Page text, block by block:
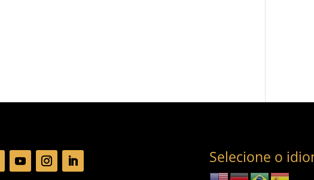
Selecione o